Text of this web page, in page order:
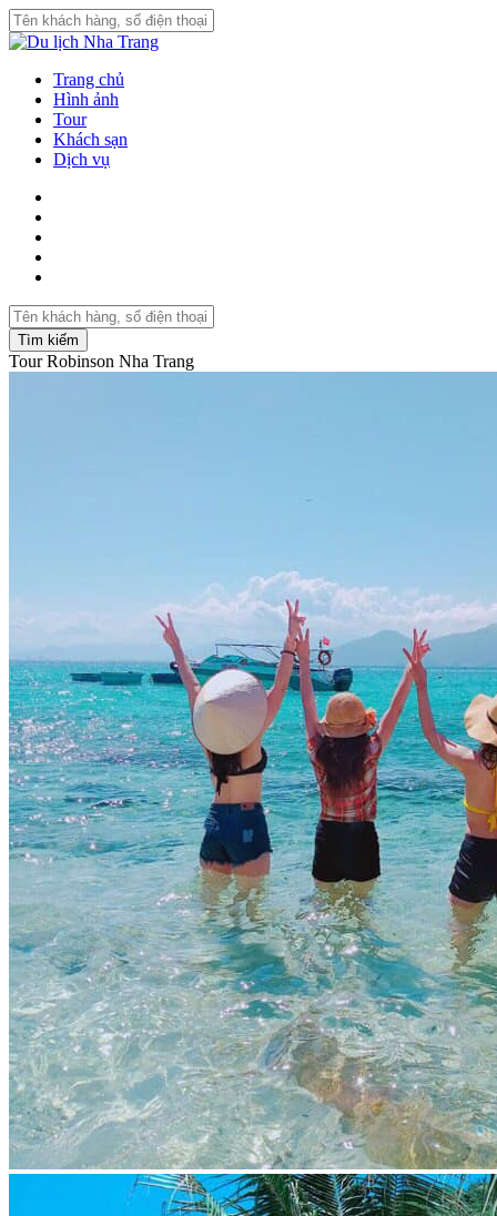
Trang chủ
Hình ảnh
Tour
Khách sạn
Dịch vụ
Tìm kiếm
Tour Robinson Nha Trang